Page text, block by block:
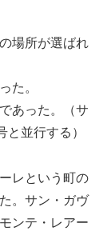
場所が選ばれ
た。
あった。（サ
並行する）
レという町の
。サン・ガヴ
ンテ・レアー